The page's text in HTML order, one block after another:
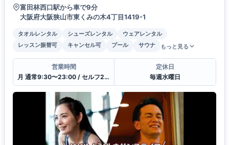
富田林西口駅から車で9分
大阪府大阪狭山市東くみの木4丁目1419-1
タオルレンタル シューズレンタル
ウェアレンタル
レッスン振替可
キャンセル可 プール サウナ もっと見る
営業時間
月 通常9:30〜23:00 / セルフ23:00〜9:30 / 受付10:00〜21:00
定休日
毎週水曜日